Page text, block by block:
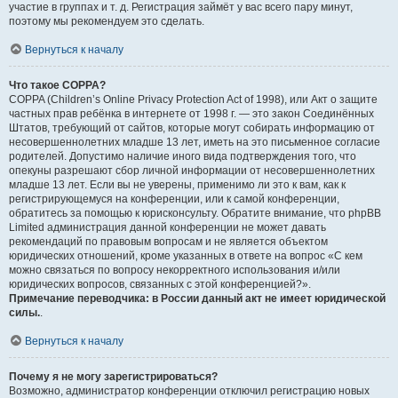
участие в группах и т. д. Регистрация займёт у вас всего пару минут,
поэтому мы рекомендуем это сделать.
Вернуться к началу
Что такое COPPA?
COPPA (Children’s Online Privacy Protection Act of 1998), или Акт о защите
частных прав ребёнка в интернете от 1998 г. — это закон Соединённых
Штатов, требующий от сайтов, которые могут собирать информацию от
несовершеннолетних младше 13 лет, иметь на это письменное согласие
родителей. Допустимо наличие иного вида подтверждения того, что
опекуны разрешают сбор личной информации от несовершеннолетних
младше 13 лет. Если вы не уверены, применимо ли это к вам, как к
регистрирующемуся на конференции, или к самой конференции,
обратитесь за помощью к юрисконсульту. Обратите внимание, что phpBB
Limited администрация данной конференции не может давать
рекомендаций по правовым вопросам и не является объектом
юридических отношений, кроме указанных в ответе на вопрос «С кем
можно связаться по вопросу некорректного использования и/или
юридических вопросов, связанных с этой конференцией?».
Примечание переводчика: в России данный акт не имеет юридической
силы..
Вернуться к началу
Почему я не могу зарегистрироваться?
Возможно, администратор конференции отключил регистрацию новых